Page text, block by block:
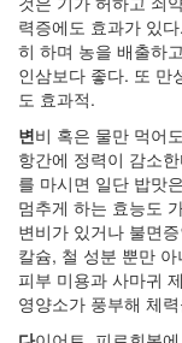
력증에도 효과가 있
히 하며 농을 배출하
인삼보다 좋다. 또 만
도 효과적.
변비 혹은 물만 먹어
항간에 정력이 감소
를 마시면 일단 밥맛
멈추게 하는 효능도
변비가 있거나 불면
칼슘, 철 성분 뿐만
피부 미용과 사마귀
영양소가 풍부해 체
Jazz
Notices
멍
이
들
의
우
정
By
LonnieNa